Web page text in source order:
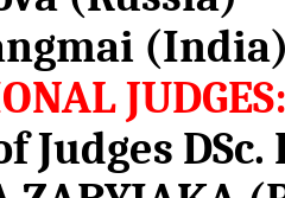
Judges DSc.